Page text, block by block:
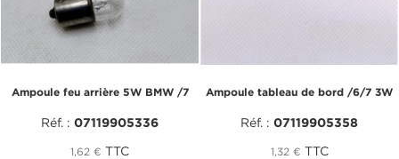
Ampoule feu arrière 5W BMW /7
Réf. : 07119905336
1,62 € TTC
Ampoule tableau de bord /6/7 3W
Réf. : 07119905358
1,32 € TTC